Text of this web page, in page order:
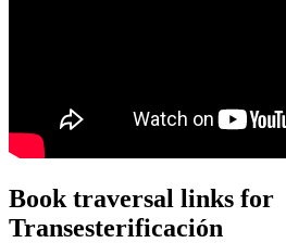
Book traversal links for
Transesterificación